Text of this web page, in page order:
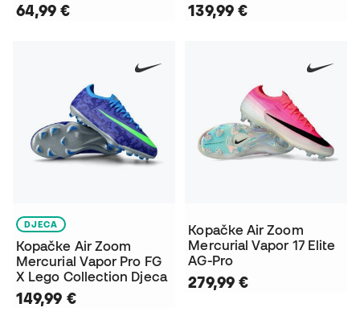
64,99 € 139,99 €
DJECA
Kopačke Air Zoom
Mercurial Vapor Pro FG
X Lego Collection Djeca
149,99 €
Kopačke Air Zoom
Mercurial Vapor 17 Elite
AG-Pro
279,99 €